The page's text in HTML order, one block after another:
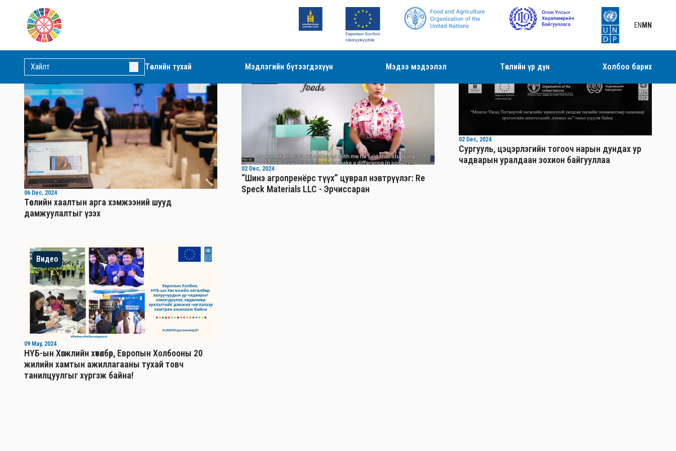
EN MN
Төслийн тухай Мэдлэгийн бүтээгдэхүүн Мэдээ мэдээлэл Төслийн үр дүн Холбоо барих
МЭДЭЭЛЭЛ
Мэдээ Видео Зурган мэдээ
Видео
06 Dec, 2024
Төслийн хаалтын арга хэмжээний шууд
дамжуулалтыг үзэх
02 Dec, 2024
“Шинэ агропренёрс түүх” цуврал нэвтрүүлэг: Re
Speck Materials LLC - Эрчиссаран
02 Dec, 2024
Сургууль, цэцэрлэгийн тогооч нарын дундах ур
чадварын уралдаан зохион байгууллаа
Видео
09 May, 2024
НҮБ-ын Хөгжлийн хөтөлбөр, Европын Холбооны 20
жилийн хамтын ажиллагааны тухай товч
танилцуулгыг хүргэж байна!